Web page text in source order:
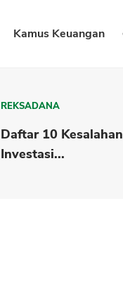
Kamus Keuangan
REKSADANA
Daftar 10 Kesalahan
Investasi...